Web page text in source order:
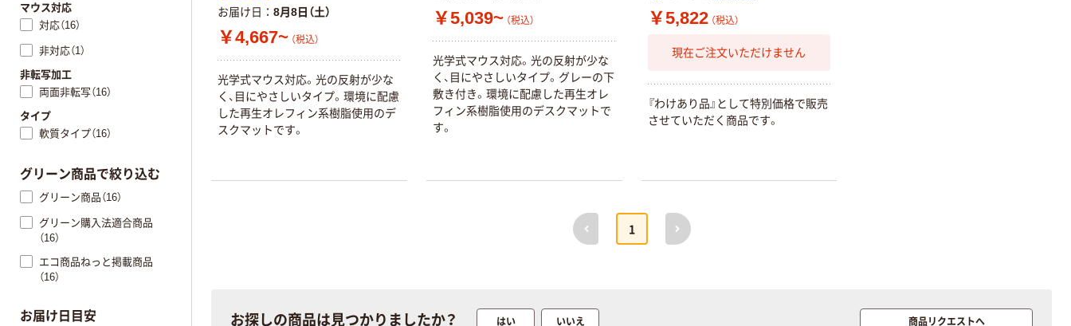
お届け日 8月8日（土）
￥4,667~ （税込）
光学式マウス対応。光の反射が少な
く、目にやさしいタイプ。環境に配慮
した再生オレフィン系樹脂使用のデ
スクマットです。
￥5,039~ （税込）
光学式マウス対応。光の反射が少な
く、目にやさしいタイプ。グレーの下
敷き付き。環境に配慮した再生オレ
フィン系樹脂使用のデスクマットで
す。
￥5,822 （税込）
現在ご注文いただけません
『わけあり品』として特別価格で販売
させていただく商品です。
前へ
1
次へ
お探しの商品は見つかりましたか？ はい いいえ 商品リクエストへ
マウス対応
対応（16）
非対応（1）
非転写加工
両面非転写（16）
タイプ
軟質タイプ（16）
グリーン商品で絞り込む
グリーン商品（16）
グリーン購入法適合商品
（16）
エコ商品ねっと掲載商品
（16）
お届け日目安